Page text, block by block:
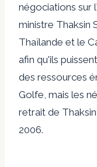
négociations sur
ministre Thaksin
Thaïlande et le
afin qu'ils
des ressources
Golfe, mais les
retrait de
2006.